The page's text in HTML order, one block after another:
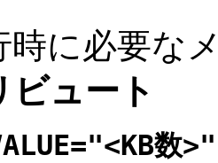
時に必要な
ビュート
数>"